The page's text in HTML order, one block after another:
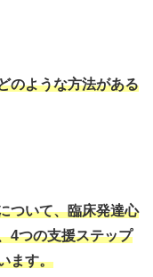
のような方法がある
ついて、臨床発達心
4つの支援ステップ
ます。